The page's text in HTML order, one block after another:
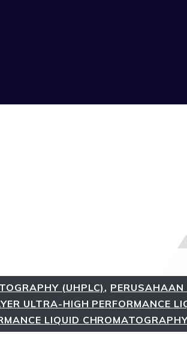
(UHPLC) ,
ULTRA-HIGH PERFORMANCE
LIQUID